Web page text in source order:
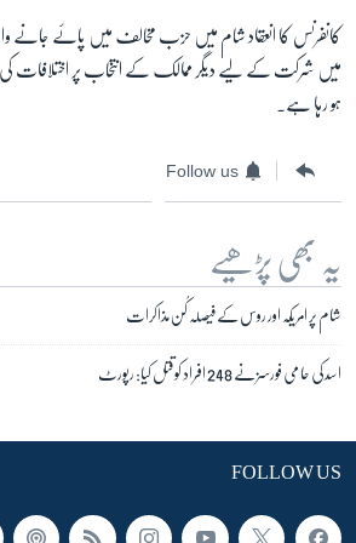
کانفرنس کا انعقاد شام میں حزب مخالف میں پائے جانے
میں شرکت کے لیے دیگر ممالک کے انتخاب پر اختلافات کی
ہو رہا ہے۔
Follow us
یہ بھی پڑھیے
شام پر امریکہ اور روس کے فیصلہ کُن مذاکرات
اسد کی حامی فورسز نے 248 افراد کو قتل کیا: رپورٹ
FOLLOW US